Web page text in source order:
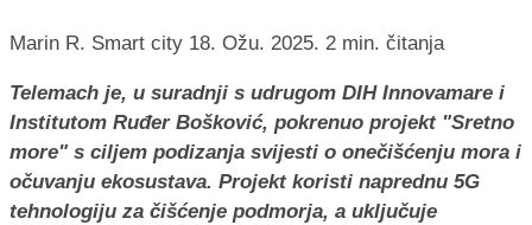
Marin R. Smart city 18. Ožu. 2025. 2 min. čitanja
Telemach je, u suradnji s udrugom DIH Innovamare i
Institutom Ruđer Bošković, pokrenuo projekt "Sretno
more" s ciljem podizanja svijesti o onečišćenju mora i
očuvanju ekosustava. Projekt koristi naprednu 5G
tehnologiju za čišćenje podmorja, a uključuje